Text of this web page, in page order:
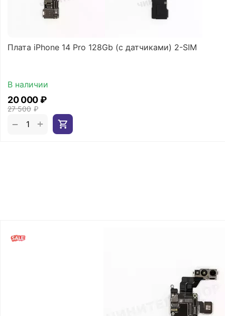
Плата iPhone 14 Pro 128Gb (с датчиками) 2-SIM
В наличии
27 500 ₽
20 000₽
+
−